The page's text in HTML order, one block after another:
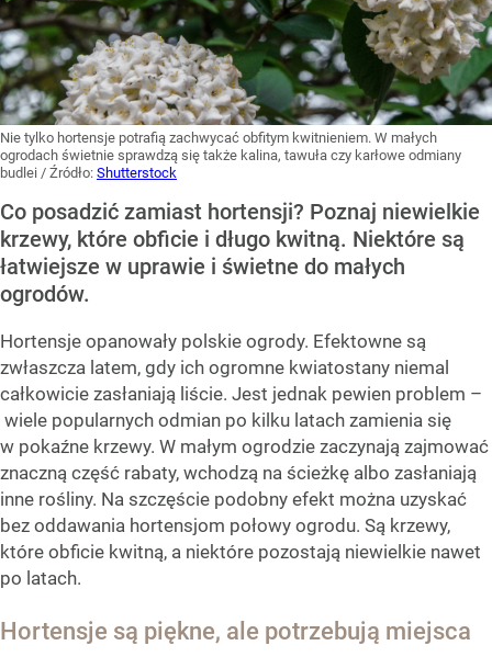
Nie tylko hortensje potrafią zachwycać obfitym kwitnieniem. W małych
ogrodach świetnie sprawdzą się także kalina, tawuła czy karłowe odmiany
budlei / Źródło: Shutterstock
Co posadzić zamiast hortensji? Poznaj niewielkie
krzewy, które obficie i długo kwitną. Niektóre są
łatwiejsze w uprawie i świetne do małych
ogrodów.
Hortensje opanowały polskie ogrody. Efektowne są
zwłaszcza latem, gdy ich ogromne kwiatostany niemal
całkowicie zasłaniają liście. Jest jednak pewien problem –
wiele popularnych odmian po kilku latach zamienia się
w pokaźne krzewy. W małym ogrodzie zaczynają zajmować
znaczną część rabaty, wchodzą na ścieżkę albo zasłaniają
inne rośliny. Na szczęście podobny efekt można uzyskać
bez oddawania hortensjom połowy ogrodu. Są krzewy,
które obficie kwitną, a niektóre pozostają niewielkie nawet
po latach.
Hortensje są piękne, ale potrzebują miejsca